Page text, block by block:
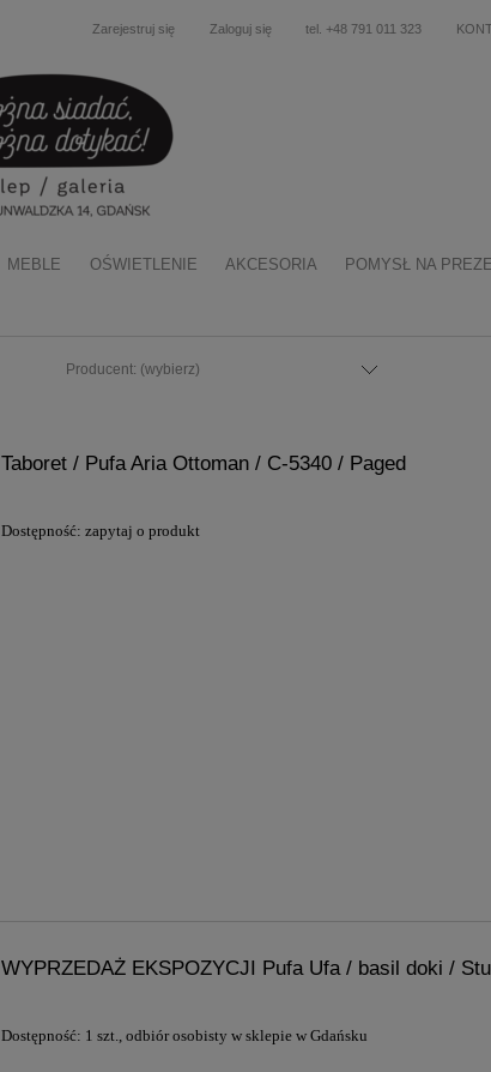
Zarejestruj się Zaloguj się tel. +48 791 011 323
MEBLE OŚWIETLENIE AKCESORIA POMYSŁ NA
Producent: (wybierz)
Taboret / Pufa Aria Ottoman / C-5340 / Paged
Dostępność: zapytaj o produkt
WYPRZEDAŻ EKSPOZYCJI Pufa Ufa / basil doki /
Dostępność: 1 szt., odbiór osobisty w sklepie w Gdańsku